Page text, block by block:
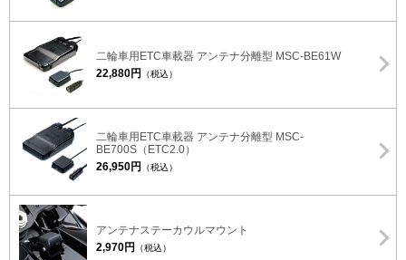
二輪車用ETC車載器 アンテナ分離型 MSC-BE61W
22,880円 （税込）
二輪車用ETC車載器 アンテナ分離型 MSC-
BE700S（ETC2.0）
26,950円 （税込）
アンテナステーカウルマウント
2,970円 （税込）